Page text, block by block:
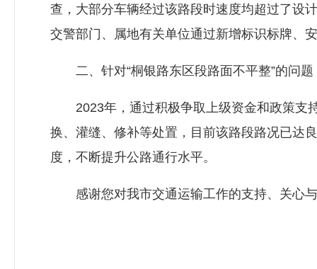
查，大部分车辆经过该路段时速度均超过了设
交警部门、属地有关单位通过新增标识标牌、
二、针对“桐银路东区段路面不平整”的问题
2023年，通过积极争取上级资金和政策支持
换、灌缝、修补等处置，目前该路段路况已达
度，不断提升公路通行水平。
感谢您对我市交通运输工作的支持、关心与